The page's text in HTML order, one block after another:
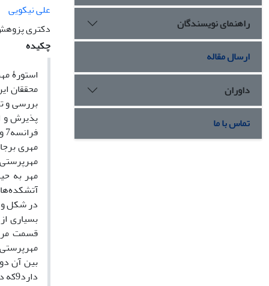
علی نیکویی
دکتری
چکیده
استورۀ
محققان
بررسی و
مهری
مهر به
در شکل و
بسیاری
قسمت
دارد9که در این مقاله با تکیه بر نمادها و نشانه‌های میترایی در نقوش و تزیینات به تفاوت‌های موجود پرداخته می‌شود.
راهنمای نویسندگان
ارسال مقاله
داوران
تماس با ما